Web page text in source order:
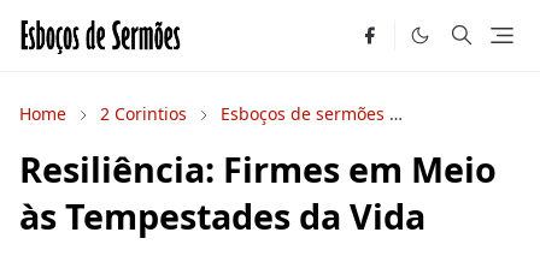
Home 2 Corintios Esboços de sermões
Resiliência: Firmes em Meio
às Tempestades da Vida